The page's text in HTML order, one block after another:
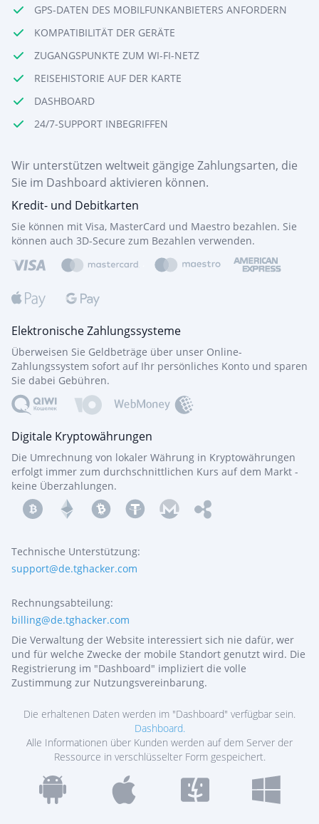
GPS-DATEN DES MOBILFUNKANBIETERS ANFORDERN
KOMPATIBILITÄT DER GERÄTE
ZUGANGSPUNKTE ZUM WI-FI-NETZ
REISEHISTORIE AUF DER KARTE
DASHBOARD
24/7-SUPPORT INBEGRIFFEN
Wir unterstützen weltweit gängige Zahlungsarten, die
Sie im Dashboard aktivieren können.
Kredit- und Debitkarten
Sie können mit Visa, MasterCard und Maestro bezahlen. Sie
können auch 3D-Secure zum Bezahlen verwenden.
Elektronische Zahlungssysteme
Überweisen Sie Geldbeträge über unser Online-
Zahlungssystem sofort auf Ihr persönliches Konto und sparen
Sie dabei Gebühren.
Digitale Kryptowährungen
Die Umrechnung von lokaler Währung in Kryptowährungen
erfolgt immer zum durchschnittlichen Kurs auf dem Markt -
keine Überzahlungen.
Technische Unterstützung:
support@‌de.tghacker.com
Rechnungsabteilung:
billing@de.tghacker.com
Die Verwaltung der Website interessiert sich nie dafür, wer
und für welche Zwecke der mobile Standort genutzt wird. Die
Registrierung im "Dashboard" impliziert die volle
Zustimmung zur Nutzungsvereinbarung.
Die erhaltenen Daten werden im "Dashboard" verfügbar sein.
Dashboard.
Alle Informationen über Kunden werden auf dem Server der
Ressource in verschlüsselter Form gespeichert.
JETZT ANMELDEN